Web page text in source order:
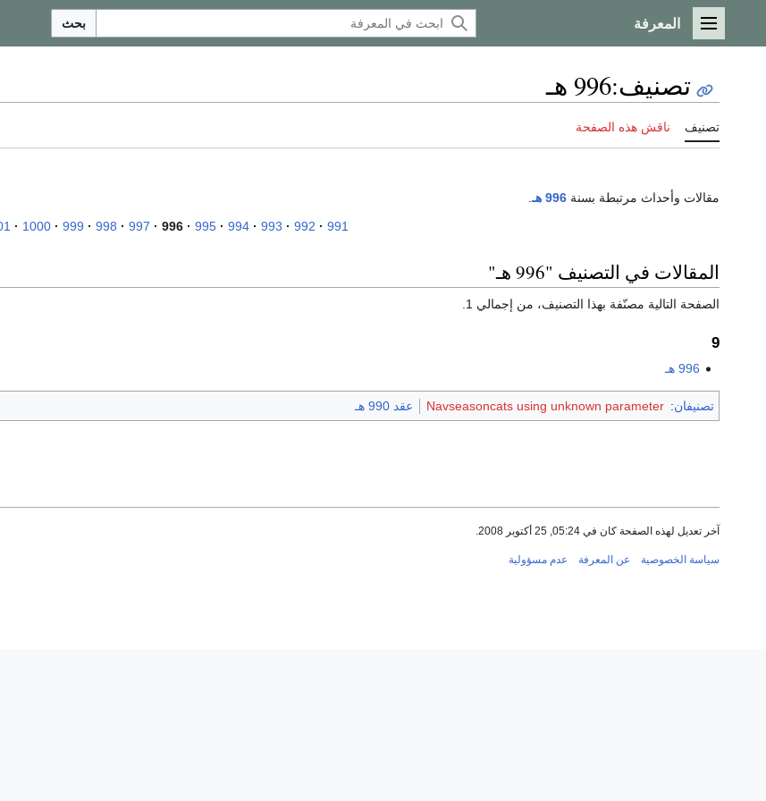
القائمة الرئيسية
المعرفة بحث
تصنيف:996 هـ
تصنيف ناقش هذه الصفحة
مقالات وأحداث مرتبطة بسنة 996 هـ
.
991
992
993
994
995
996
997
998
999
1000
المقالات في التصنيف "996 هـ"
الصفحة التالية مصنّفة بهذا التصنيف، من إجمالي 1.
9
996 هـ
تصنيفان:
Navseasoncats using unknown parameter عقد 990 هـ
آخر تعديل لهذه الصفحة كان في 05:24, 25 أكتوبر 2008.
سياسة الخصوصية عن المعرفة عدم مسؤولية